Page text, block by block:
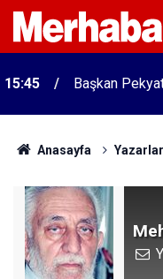
15:45 Başkan
Anasayfa Yazarlar